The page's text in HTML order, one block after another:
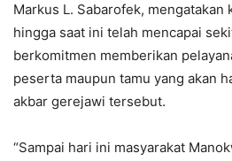
Markus L. Sabarofek,
hingga saat ini telah mencapai
berkomitmen memberikan
peserta maupun tamu yang akan
akbar gerejawi tersebut.
“Sampai hari ini masyarakat